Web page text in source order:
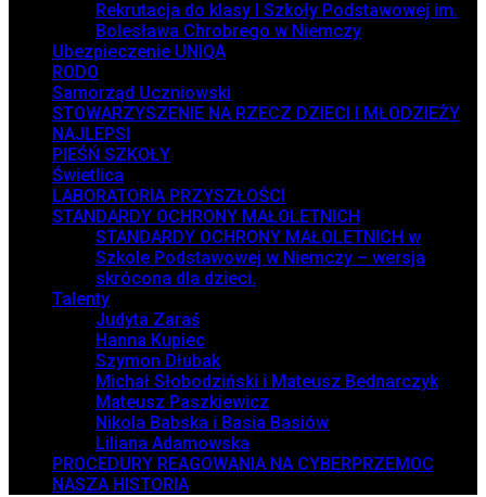
Rekrutacja do klasy I Szkoły Podstawowej im.
Bolesława Chrobrego w Niemczy
Ubezpieczenie UNIQA
RODO
Samorząd Uczniowski
STOWARZYSZENIE NA RZECZ DZIECI I MŁODZIEŻY
NAJLEPSI
PIEŚŃ SZKOŁY
Świetlica
LABORATORIA PRZYSZŁOŚCI
STANDARDY OCHRONY MAŁOLETNICH
STANDARDY OCHRONY MAŁOLETNICH w
Szkole Podstawowej w Niemczy – wersja
skrócona dla dzieci.
Talenty
Judyta Zaraś
Hanna Kupiec
Szymon Dłubak
Michał Słobodziński i Mateusz Bednarczyk
Mateusz Paszkiewicz
Nikola Babska i Basia Basiów
Liliana Adamowska
PROCEDURY REAGOWANIA NA CYBERPRZEMOC
NASZA HISTORIA